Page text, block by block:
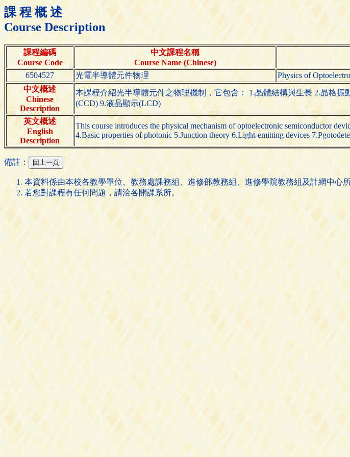
課 程 概 述
Course Description
課程編碼
Course Code
中文課程名稱
Course Name (Chinese)
6504527
光電半導體元件物理 Physics of
中文概述
Chinese
Description
本課程介紹光半導體元件之物理機制，它包含： 1.晶體結構與生長 2.晶格
(CCD) 9.液晶顯示(LCD)
英文概述
English
Description
This course introduces the physical mechanism of optoelectronic semiconductor
4.Basic properties of photonic 5.Junction theory 6.Light-emitting devices
備註：
本資料係由本校各教學單位、教務處課務組、進修部教務組、進修學院教務組及計網中心
若您對課程有任何問題，請洽各開課系所。